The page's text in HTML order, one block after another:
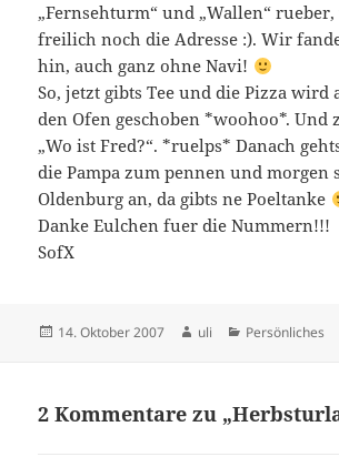
„Fernsehturm“ und „Wallen“
freilich noch die Adresse :). Wir
hin, auch ganz ohne Navi!
So, jetzt gibts Tee und die Pizza wird
den Ofen geschoben *woohoo*. Und
„Wo ist Fred?“. *ruelps* Danach
die Pampa zum pennen und morgen
Oldenburg an, da gibts ne Poeltanke
Danke Eulchen fuer die Nummern!!!
SofX
Veröffentlicht
14. Oktober 2007 Autor
uli Kategorien
Persönliches
2 Kommentare zu